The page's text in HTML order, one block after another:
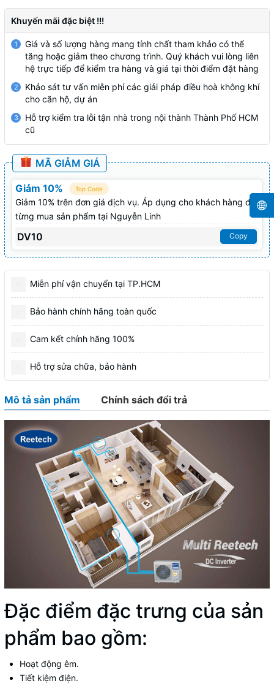
Khuyến mãi đặc biệt !!!
1
Giá và số lượng hàng mang tính chất tham khảo có thể
tăng hoặc giảm theo chương trình. Quý khách vui lòng liên
hệ trực tiếp để kiểm tra hàng và giá tại thời điểm đặt hàng
2
Khảo sát tư vấn miễn phí các giải pháp điều hoà không khí
cho căn hộ, dự án
3
Hỗ trợ kiểm tra lỗi tận nhà trong nội thành Thành Phố HCM
cũ
MÃ GIẢM GIÁ
Giảm 10% Top Code
Giảm 10% trên đơn giá dịch vụ. Áp dụng cho khách hàng đã
từng mua sản phẩm tại Nguyễn Linh
DV10 Copy
Miễn phí vận chuyển tại TP.HCM
Bảo hành chính hãng toàn quốc
Cam kết chính hãng 100%
Hỗ trợ sửa chữa, bảo hành
Mô tả sản phẩm Chính sách đổi trả
Đặc điểm đặc trưng của sản
phẩm bao gồm:
Hoạt động êm.
Tiết kiệm điện.